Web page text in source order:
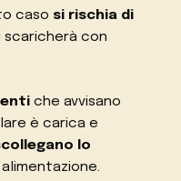
caso si rischia di
scaricherà con
che avvisano
è carica e
lo